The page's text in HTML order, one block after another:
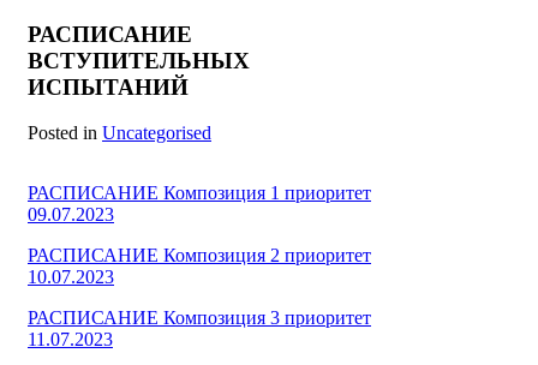
РАСПИСАНИЕ
ВСТУПИТЕЛЬНЫХ
ИСПЫТАНИЙ
Posted in Uncategorised
РАСПИСАНИЕ Композиция 1 приоритет
09.07.2023
РАСПИСАНИЕ Композиция 2 приоритет
10.07.2023
РАСПИСАНИЕ Композиция 3 приоритет
11.07.2023